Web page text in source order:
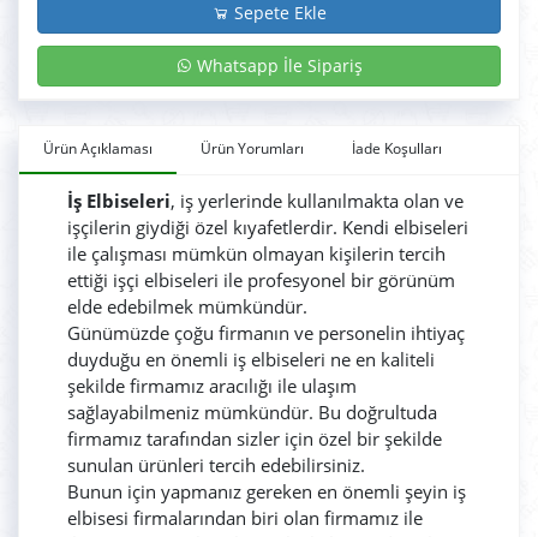
Sepete Ekle
Whatsapp İle Sipariş
Ürün Açıklaması Ürün Yorumları İade Koşulları
İş Elbiseleri, iş yerlerinde kullanılmakta olan ve
işçilerin giydiği özel kıyafetlerdir. Kendi elbiseleri
ile çalışması mümkün olmayan kişilerin tercih
ettiği işçi elbiseleri ile profesyonel bir görünüm
elde edebilmek mümkündür.
Günümüzde çoğu firmanın ve personelin ihtiyaç
duyduğu en önemli iş elbiseleri ne en kaliteli
şekilde firmamız aracılığı ile ulaşım
sağlayabilmeniz mümkündür. Bu doğrultuda
firmamız tarafından sizler için özel bir şekilde
sunulan ürünleri tercih edebilirsiniz.
Bunun için yapmanız gereken en önemli şeyin iş
elbisesi firmalarından biri olan firmamız ile